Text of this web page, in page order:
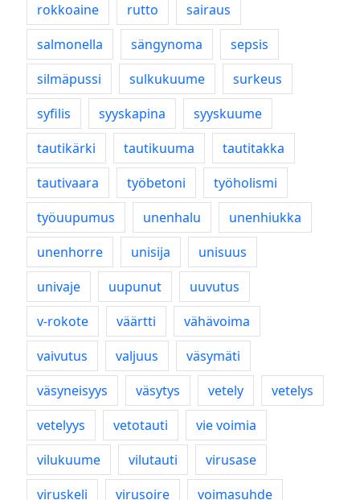
rokkoaine
rutto
sairaus
salmonella
sängynoma
sepsis
silmäpussi
sulkukuume
surkeus
syfilis
syyskapina
syyskuume
tautikärki
tautikuuma
tautitakka
tautivaara
työbetoni
työholismi
työuupumus
unenhalu
unenhiukka
unenhorre
unisija
unisuus
univaje
uupunut
uuvutus
v-rokote
väärtti
vähävoima
vaivutus
valjuus
väsymäti
väsyneisyys
väsytys vetely
vetelys
vetelyys
vetotauti
vie voimia
vilukuume
vilutauti
virusase
viruskeli
virusoire voimasuhde